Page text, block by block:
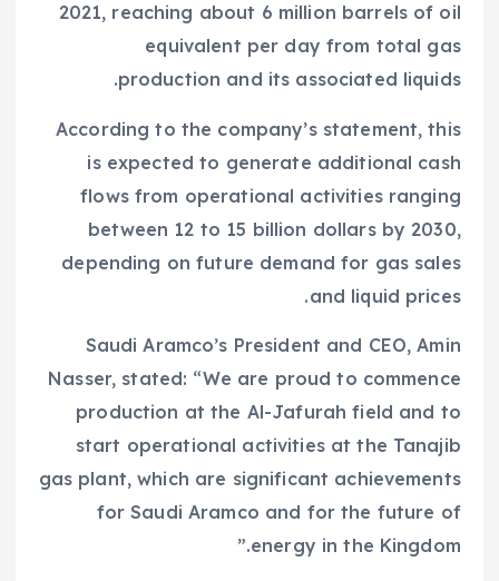
2021, reaching about 6 million barrels of oil
equivalent per day from total gas
production and its associated liquids.
According to the company’s statement, this
is expected to generate additional cash
flows from operational activities ranging
between 12 to 15 billion dollars by 2030,
depending on future demand for gas sales
and liquid prices.
Saudi Aramco’s President and CEO, Amin
Nasser, stated: “We are proud to commence
production at the Al-Jafurah field and to
start operational activities at the Tanajib
gas plant, which are significant achievements
for Saudi Aramco and for the future of
energy in the Kingdom.”